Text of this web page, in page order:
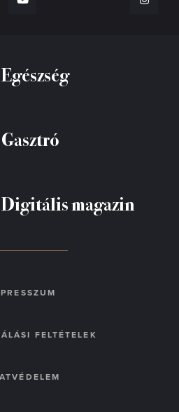
Egészség
Gasztró
Digitális magazin
FELTÉTELEK